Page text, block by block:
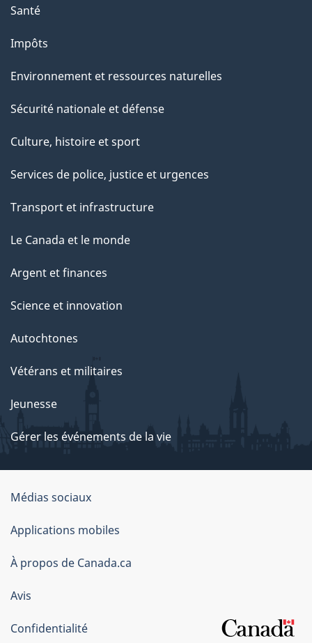
o
n
c
e
p
t
s
u
c
e
t
e
a
g
Santé
Impôts
Environnement et ressources naturelles
Sécurité nationale et défense
Culture, histoire et sport
Services de police, justice et urgences
Transport et infrastructure
Le Canada et le monde
Argent et finances
Science et innovation
Autochtones
Vétérans et militaires
Jeunesse
Gérer les événements de la vie
Organisation
du
gouvernement
du
Canada
Médias sociaux
Applications mobiles
À propos de Canada.ca
Avis
Confidentialité